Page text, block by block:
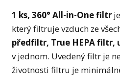
1 ks, 360° All-in-One filtr
který filtruje vzduch ze
předfiltr, True HEPA filtr,
v jednom. Uvedený filtr je
životnosti filtru je